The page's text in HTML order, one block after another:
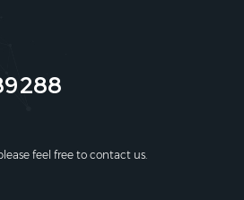
feel free to contact us.